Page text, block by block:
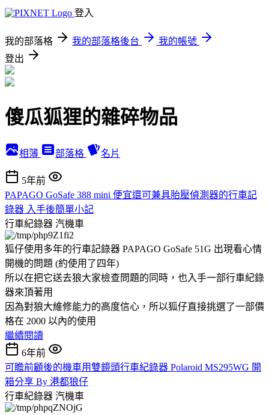
登入
我的部落格 我的部落格後台
我的帳號
登出
傻瓜狐狸的雜碎物品
相簿 部落格 名片
5年前
PAPAGO GoSafe 388 mini 便宜還可兼具胎壓偵測器的行車記
錄器 入手後簡單小記
行車紀錄器 汽機車
狐仔使用多年的行車記錄器 PAPAGO GoSafe 51G 出現看心情
開機的問題 (約使用了四年)
所以在把它送去狼大家檢查問題的同時，也入手一部行車紀錄
器來頂著用
因為對狼大維修能力的高度信心，所以狐仔直接挑選了一部價
格在 2000 以內的使用
繼續閱讀
6年前
可瞻前顧後的機車用雙鏡頭行車紀錄器 Polaroid MS295WG 開
箱分享 By 港都狼仔
行車紀錄器 汽機車